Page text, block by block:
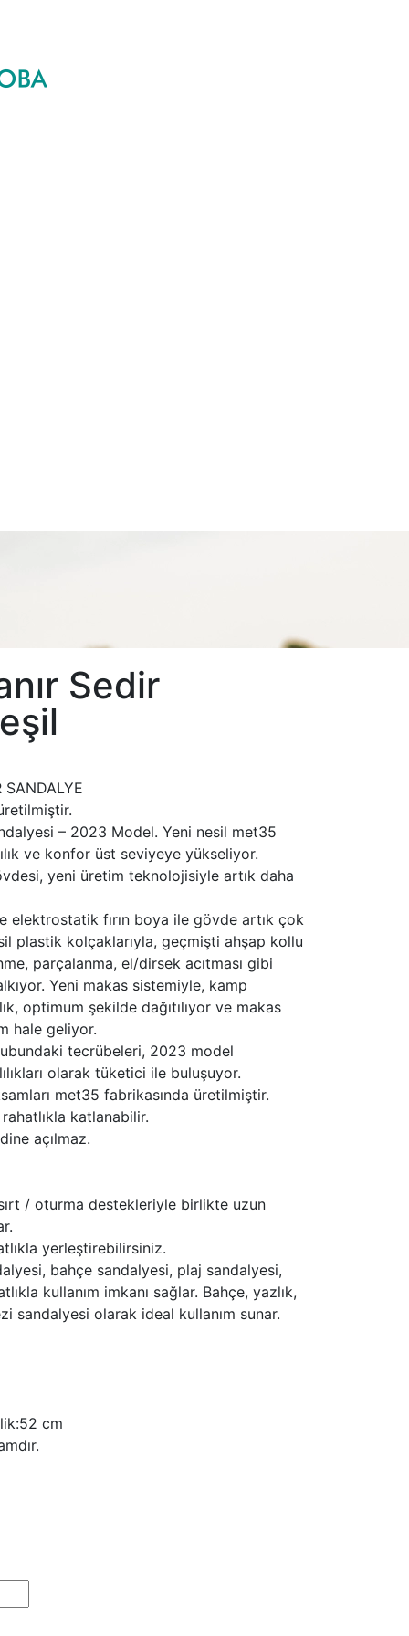
Sedir
SANDALYE
– 2023 Model. Yeni nesil met35
ve konfor üst seviyeye yükseliyor.
yeni üretim teknolojisiyle artık daha
elektrostatik fırın boya ile gövde artık çok
plastik kolçaklarıyla, geçmişti ahşap kollu
parçalanma, el/dirsek acıtması gibi
Yeni makas sistemiyle, kamp
optimum şekilde dağıtılıyor ve makas
hale geliyor.
tecrübeleri, 2023 model
olarak tüketici ile buluşuyor.
met35 fabrikasında üretilmiştir.
katlanabilir.
açılmaz.
/ oturma destekleriyle birlikte uzun
yerleştirebilirsiniz.
bahçe sandalyesi, plaj sandalyesi,
kullanım imkanı sağlar. Bahçe, yazlık,
sandalyesi olarak ideal kullanım sunar.
cm